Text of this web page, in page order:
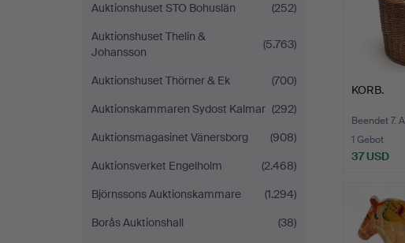
Auktionshuset STO Bohuslän
(252)
Auktionshuset Thelin &
Johansson
(5.763)
Auktionshuset Thörner & Ek
(700)
Auktionskammaren Sydost Kalmar (292)
Auktionsmagasinet Vänersborg
(908)
Auktionsverket Engelholm
(2.468)
Björnssons Auktionskammare
(1.294)
Borås Auktionshall
(38)
KORB.
Beendet 7.
1 Gebot
37 USD